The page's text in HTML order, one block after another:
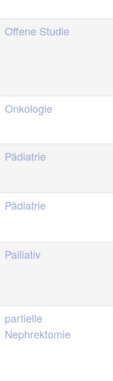
Offene Studie
Onkologie
Pädiatrie
Pädiatrie
Palliativ
partielle
Nephrektomie